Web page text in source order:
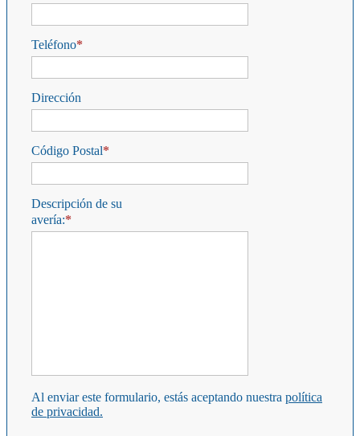
Teléfono
Dirección
Código Postal
Descripción de su
avería:
Al enviar este formulario, estás aceptando nuestra política
de privacidad.